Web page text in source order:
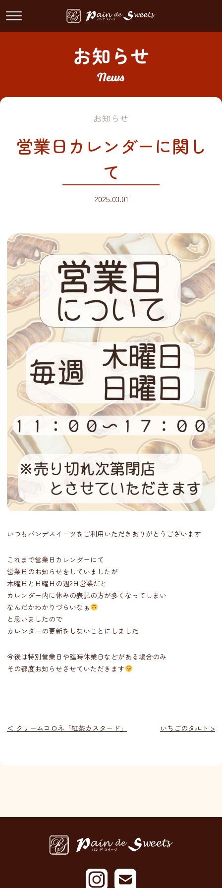
to
content
お知らせ
お知らせ
営業日カレンダーに関し
て
2025.03.01
いつもパンデスイーツをご利用いただきありがとうございます
これまで営業日カレンダーにて
営業日のお知らせをしていましたが
木曜日と日曜日の週2日営業だと
カレンダー内に休みの表記の方が多くなってしまい
なんだかわかりづらいなぁ
と思いましたので
カレンダーの更新をしないことにしました
今後は特別営業日や臨時休業日などがある場合のみ
その都度お知らせさせていただきます
投
ー
＜ クリームコロネ「紅茶カスタード」 いちごのタルト >